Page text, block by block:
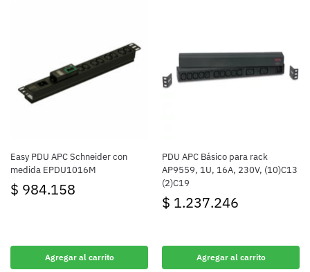
Easy PDU APC Schneider con
medida EPDU1016M
$ 984.158
Agregar al carrito
PDU APC Básico para rack
AP9559, 1U, 16A, 230V, (10)C13
(2)C19
$ 1.237.246
Agregar al carrito